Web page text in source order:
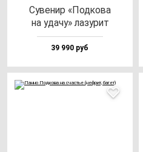
Суве­нир «Под­ко­ва
на уда­чу» ла­зу­рит
39 990 руб